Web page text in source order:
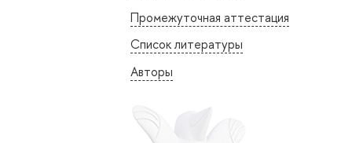
Промежуточная аттестация
Список литературы
Авторы